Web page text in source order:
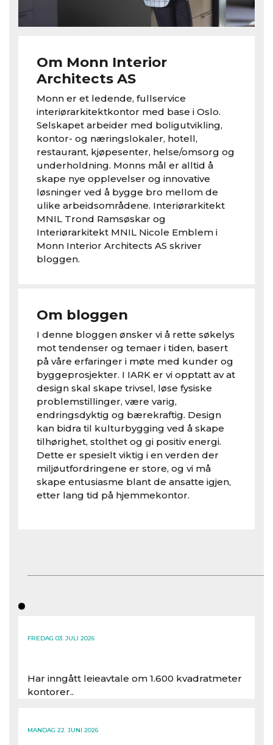
Om Monn Interior
Architects AS
Monn er et ledende, fullservice
interiørarkitektkontor med base i Oslo.
Selskapet arbeider med boligutvikling,
kontor- og næringslokaler, hotell,
restaurant, kjøpesenter, helse/omsorg og
underholdning. Monns mål er alltid å
skape nye opplevelser og innovative
løsninger ved å bygge bro mellom de
ulike arbeidsområdene. Interiørarkitekt
MNIL Trond Ramsøskar og
Interiørarkitekt MNIL Nicole Emblem i
Monn Interior Architects AS skriver
bloggen.
Om bloggen
I denne bloggen ønsker vi å rette søkelys
mot tendenser og temaer i tiden, basert
på våre erfaringer i møte med kunder og
byggeprosjekter. I IARK er vi opptatt av at
design skal skape trivsel, løse fysiske
problemstillinger, være varig,
endringsdyktig og bærekraftig. Design
kan bidra til kulturbygging ved å skape
tilhørighet, stolthet og gi positiv energi.
Dette er spesielt viktig i en verden der
miljøutfordringene er store, og vi må
skape entusiasme blant de ansatte igjen,
etter lang tid på hjemmekontor.
FREDAG 03. JULI 2026
Har inngått leieavtale om 1.600 kvadratmeter
kontorer..
MANDAG 22. JUNI 2026